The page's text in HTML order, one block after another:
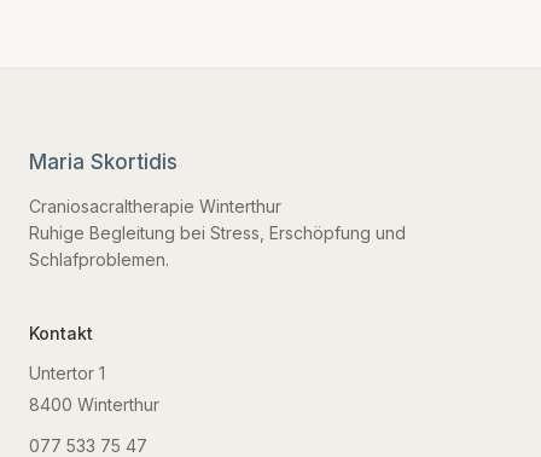
Maria Skortidis
Craniosacraltherapie Winterthur
Ruhige Begleitung bei Stress, Erschöpfung und
Schlafproblemen.
Kontakt
Untertor 1
8400 Winterthur
077 533 75 47